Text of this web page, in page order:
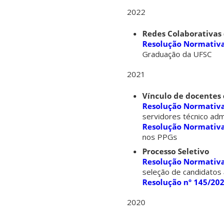
2022
Redes Colaborativas
Resolução
Graduação da UFSC
2021
Vínculo de docentes
Resolução
servidores técnico
Resolução
nos PPGs
Processo Seletivo
Resolução
seleção de
Resolução nº 145/
2020